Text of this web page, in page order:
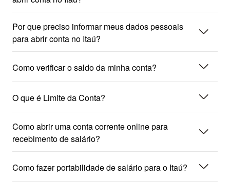
Por que preciso informar meus dados pessoais
para abrir conta no Itaú?
seta_baixo
Como verificar o saldo da minha conta? seta_baixo
O que é Limite da Conta? seta_baixo
Como abrir uma conta corrente online para
recebimento de salário?
seta_baixo
Como fazer portabilidade de salário para o Itaú? seta_baixo